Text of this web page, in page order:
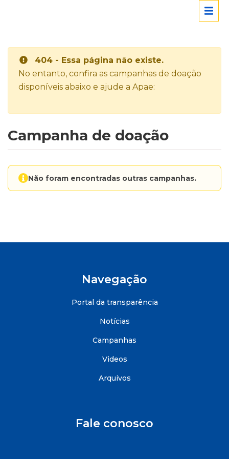
404 - Essa página não existe.
No entanto, confira as campanhas de doação
disponíveis abaixo e ajude a Apae:
Campanha de doação
Não foram encontradas outras campanhas.
Navegação
Portal da transparência
Notícias
Campanhas
Videos
Arquivos
Fale conosco